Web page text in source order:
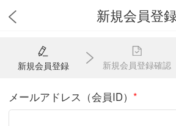
新規会員登
新規会員登録 新規会員登録確認
メールアドレス（会員ID）*